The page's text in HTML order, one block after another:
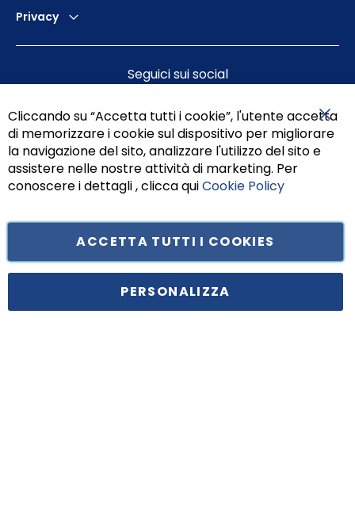
Privacy
Seguici sui social
Principe di Piemonte 199, cap. 80026 Casoria (NA) - C.F. 05834470634 -
Cliccando su “Accetta tutti i cookie”, l'utente accetta
di memorizzare i cookie sul dispositivo per migliorare
la navigazione del sito, analizzare l'utilizzo del sito e
assistere nelle nostre attività di marketing. Per
conoscere i dettagli , clicca quiCookie Policy
ACCETTA TUTTI I COOKIES
PERSONALIZZA